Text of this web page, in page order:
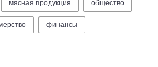
мясная продукция общество
финансы